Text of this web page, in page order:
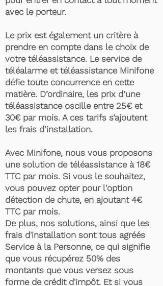
avec le porteur.
Le prix est également un critère à
prendre en compte dans le choix de
votre téléassistance. Le service de
téléalarme et téléassistance Minifone
défie toute concurrence en cette
matière. D’ordinaire, les prix d’une
téléassistance oscille entre 25€ et
30€ par mois. A ces tarifs s’ajoutent
les frais d’installation.
Avec Minifone, nous vous proposons
une solution de téléassistance à 18€
TTC par mois. Si vous le souhaitez,
vous pouvez opter pour l'option
détection de chute, en ajoutant 4€
TTC par mois.
De plus, nos solutions, ainsi que les
frais d'installation sont tous agréés
Service à la Personne, ce qui signifie
que vous récupérez 50% des
montants que vous versez sous
forme de crédit d'impôt. Et si vous